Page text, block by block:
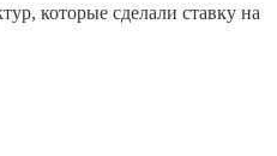
которые сделали ставку на